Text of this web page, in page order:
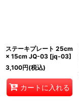
ステーキプレート 25cm
× 15cm JQ-03 [jq-03]
3,100円(税込)
カートに入れる